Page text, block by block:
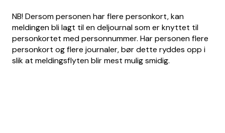
NB! Dersom personen har flere personkort, kan
meldingen bli lagt til en deljournal som er knyttet til
personkortet med personnummer. Har personen flere
personkort og flere journaler, bør dette ryddes opp i
slik at meldingsflyten blir mest mulig smidig.